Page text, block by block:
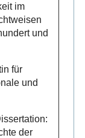
im
und
für
und
der